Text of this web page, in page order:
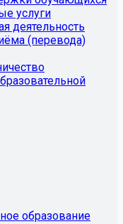
услуги
деятельность
(перевода)
образование